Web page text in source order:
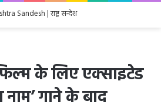
के लिए एक्साइटेड
गाने के बाद